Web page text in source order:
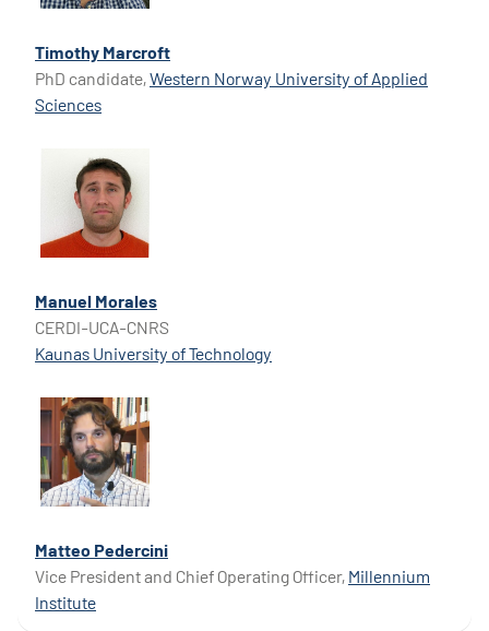
Timothy Marcroft
PhD candidate,Western Norway University of Applied
Sciences
Manuel Morales
CERDI-UCA-CNRS
Kaunas University of Technology
Matteo Pedercini
Vice President and Chief Operating Officer, Millennium
Institute